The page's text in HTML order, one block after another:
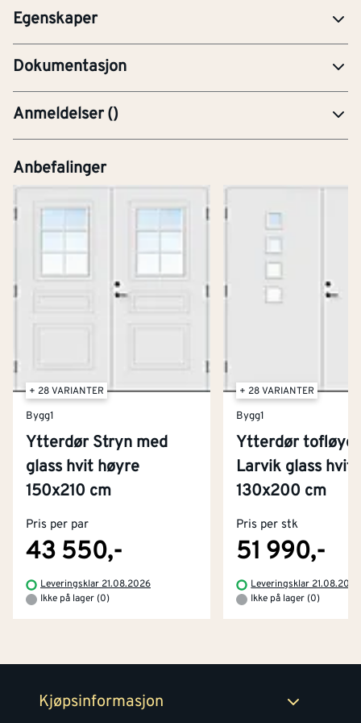
Egenskaper
Dokumentasjon
YTE-Ytelseserklæring (CE-merking)
Anmeldelser()
Anbefalinger
+ 28 VARIANTER
Bygg1
Ytterdør Stryn med
glass hvit høyre
150x210 cm
Pris per par
43 550,-
Leveringsklar 21.08.2026
Ikke på lager (0)
+ 28 VARIANTER
Bygg1
Ytterdør tofløyet
Larvik glass hvit
130x200 cm
Pris per stk
51 990,-
Leveringsklar 21.08.2026
Ikke på lager (0)
Kjøpsinformasjon
Kjøpsbetingelser
Retur- og angrerettsskjema
Kontakt oss
Tjenester
Montér Klubb
Om Montér
Byggevarehus og åpningstider
Prismatch